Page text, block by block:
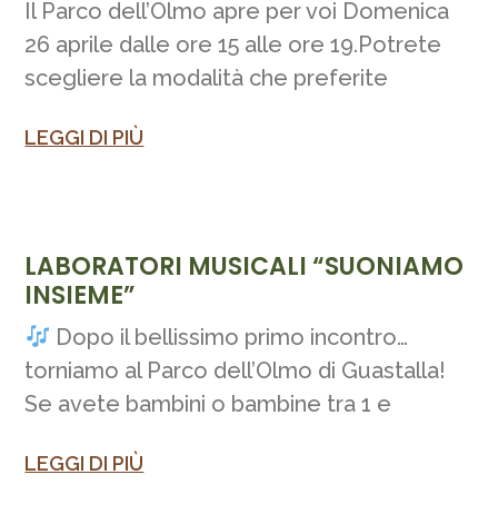
Il Parco dell’Olmo apre per voi Domenica
26 aprile dalle ore 15 alle ore 19.Potrete
scegliere la modalità che preferite
LEGGI DI PIÙ
LABORATORI MUSICALI “SUONIAMO
INSIEME”
Dopo il bellissimo primo incontro…
torniamo al Parco dell’Olmo di Guastalla!
Se avete bambini o bambine tra 1 e
LEGGI DI PIÙ